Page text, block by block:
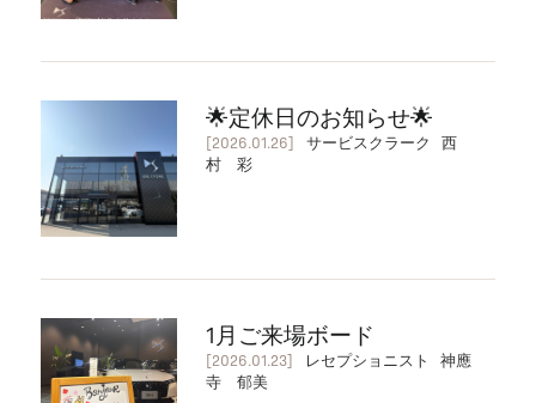
🌟定休日のお知らせ🌟
[2026.01.26]
サービスクラーク 西
村 彩
1月ご来場ボード
[2026.01.23]
レセプショニスト 神應
寺 郁美